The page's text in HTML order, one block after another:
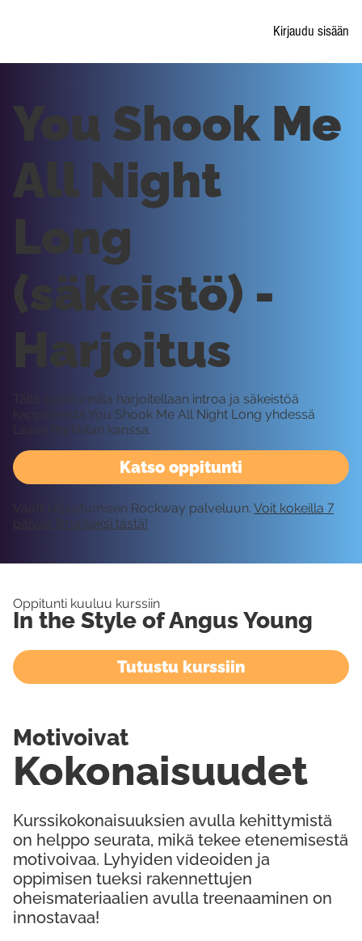
Kirjaudu sisään
Katso oppitunti
You Shook Me
All Night
Long
(säkeistö) -
Harjoitus
Tällä oppitunnilla harjoitellaan introa ja säkeistöä
kappaleesta You Shook Me All Night Long yhdessä
Lasse Parkkilan kanssa.
Vaatii kirjautumisen Rockway palveluun. Voit kokeilla 7
päivää ilmaiseksi tästä!
Oppitunti kuuluu kurssiin
In the Style of Angus Young
Tutustu kurssiin
Kurssikokonaisuuksien avulla kehittymistä
on helppo seurata, mikä tekee etenemisestä
motivoivaa. Lyhyiden videoiden ja
oppimisen tueksi rakennettujen
oheismateriaalien avulla treenaaminen on
innostavaa!
Kokonaisuudet
Motivoivat